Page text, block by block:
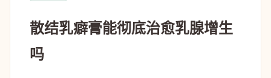
散结乳癖膏能彻底治愈乳腺增生
吗